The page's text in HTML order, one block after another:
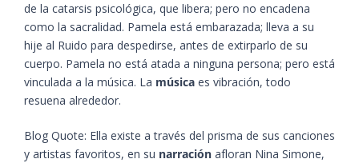
de la catarsis psicológica, que libera; pero no encadena
como la sacralidad. Pamela está embarazada; lleva a su
hije al Ruido para despedirse, antes de extirparlo de su
cuerpo. Pamela no está atada a ninguna persona; pero está
vinculada a la música. La música es vibración, todo
resuena alrededor.
Blog Quote: Ella existe a través del prisma de sus canciones
y artistas favoritos, en su narración afloran Nina Simone,